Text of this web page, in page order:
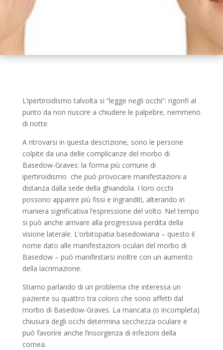
L’ipertiroidismo talvolta si “legge negli occhi”: rigonfi al
punto da non riuscire a chiudere le palpebre, nemmeno
di notte.
A ritrovarsi in questa descrizione, sono le persone
colpite da una delle complicanze del morbo di
Basedow-Graves: la forma più comune di
ipertiroidismo che può provocare manifestazioni a
distanza dalla sede della ghiandola. I loro occhi
possono apparire più fissi e ingranditi, alterando in
maniera significativa l’espressione del volto. Nel tempo
si può anche arrivare alla progressiva perdita della
visione laterale. L’orbitopatia basedowiana – questo il
nome dato alle manifestazioni oculari del morbo di
Basedow – può manifestarsi inoltre con un aumento
della lacrimazione.
Stiamo parlando di un problema che interessa un
paziente su quattro tra coloro che sono affetti dal
morbo di Basedow-Graves. La mancata (o incompleta)
chiusura degli occhi determina secchezza oculare e
può favorire anche l’insorgenza di infezioni della
cornea.